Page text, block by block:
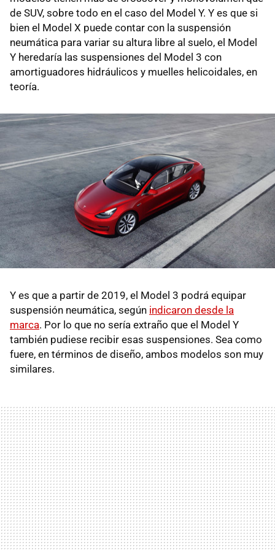
de SUV, sobre todo en el caso del Model Y. Y es que si
bien el Model X puede contar con la suspensión
neumática para variar su altura libre al suelo, el Model
Y heredaría las suspensiones del Model 3 con
amortiguadores hidráulicos y muelles helicoidales, en
teoría.
Y es que a partir de 2019, el Model 3 podrá equipar
suspensión neumática, según indicaron desde la
marca. Por lo que no sería extraño que el Model Y
también pudiese recibir esas suspensiones. Sea como
fuere, en términos de diseño, ambos modelos son muy
similares.